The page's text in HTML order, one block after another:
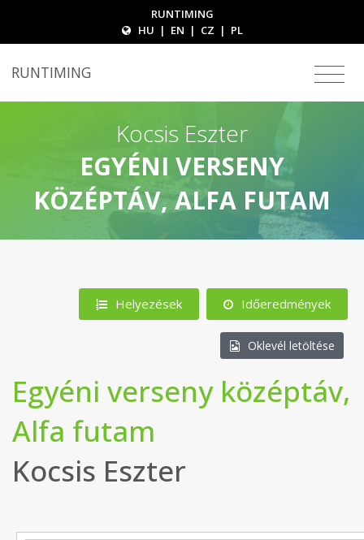
RUNTIMING
HU | EN | CZ | PL
RUNTIMING
Kocsis Eszter
EGYÉNI VERSENY
KÖZÉPTÁV, ALFA FUTAM
Helyezések Időeredmények
Oklevél letöltése
Egyéni verseny középtáv,
Alfa futam
Kocsis Eszter